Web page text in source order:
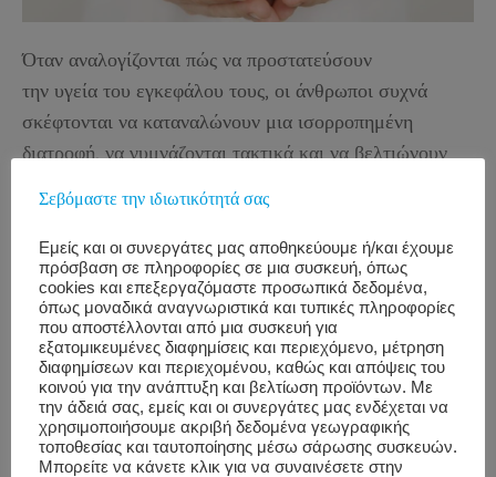
Όταν αναλογίζονται πώς να προστατεύσουν
την υγεία του εγκεφάλου τους, οι άνθρωποι συχνά
σκέφτονται να καταναλώνουν μια ισορροπημένη
διατροφή, να γυμνάζονται τακτικά και να βελτιώνουν
ενισχύσουν την εγκεφαλική δύναμη και τη συνολική
ζωτικότητα. Source: Huffpost Θα θέλαμε κάτι
παραπάνω; Αποδεικνύεται ότι υπάρχουν πρόσθετες
ενέργειες για να ενισχύσουμε τη λειτουργία
του εγκεφάλου μας και να τον προστατεύσουμε από τη
φθορά. Οι ειδικοί λένε ότι η καθιέρωση καλών
συνηθειών από όσο το δυνατόν μικρότερη ηλικία –
ακόμη και στην εφηβεία και τη δεκαετία των 20 –
μπορεί να καλλιεργήσει τη δια βίου σωματική υγεία και
Σεβόμαστε την ιδιωτικότητά σας
Εμείς και οι συνεργάτες μας αποθηκεύουμε ή/και έχουμε
πρόσβαση σε πληροφορίες σε μια συσκευή, όπως
cookies και επεξεργαζόμαστε προσωπικά δεδομένα,
όπως μοναδικά αναγνωριστικά και τυπικές πληροφορίες
που αποστέλλονται από μια συσκευή για
εξατομικευμένες διαφημίσεις και περιεχόμενο, μέτρηση
διαφημίσεων και περιεχομένου, καθώς και απόψεις του
κοινού για την ανάπτυξη και βελτίωση προϊόντων. Με
την άδειά σας, εμείς και οι συνεργάτες μας ενδέχεται να
χρησιμοποιήσουμε ακριβή δεδομένα γεωγραφικής
τοποθεσίας και ταυτοποίησης μέσω σάρωσης συσκευών.
Μπορείτε να κάνετε κλικ για να συναινέσετε στην